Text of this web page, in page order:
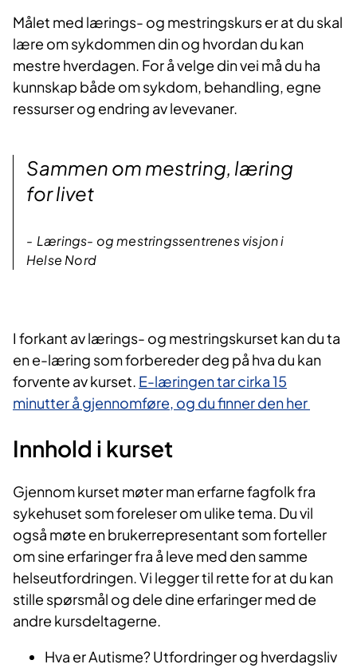
Målet med lærings- og mestringskurs er at du skal
lære om sykdommen din og hvordan du kan
mestre hverdagen. For å velge din vei må du ha
kunnskap både om sykdom, behandling, egne
ressurser og endring av levevaner.​​
Sammen om mestring, læring
for livet
Lærings- og mestringssentrenes visjon i
Helse Nord
I forka​nt av lærings- og mestringskurset kan du ta
en e-læring som forbereder deg på hva du kan
forvente av kurset. E-læringen tar cirka 15
minutter å gjennomføre, og du finner den her​
Innhold i kurset​
Gjenno​m kurset møter man erfarne fagfolk fra
sykehuset som foreleser om ulike tema. Du vil
også møte en brukerrepresentant som forteller
om sine erfaringer fra å leve med den samme
helseutfordringen. Vi legger til rette for at du kan
stille spørsmål og dele dine erfaringer med de
andre kursdeltagerne.​
Hva er Autisme? Utfordringer og hverdagsliv